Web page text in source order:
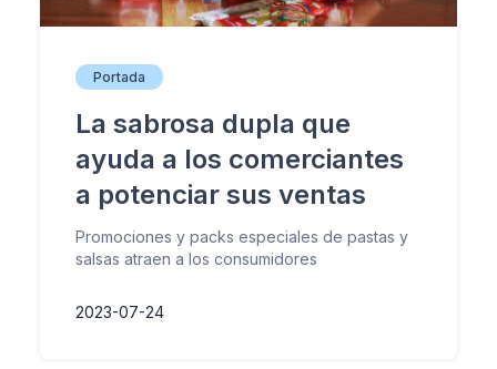
Portada
La sabrosa dupla que
ayuda a los comerciantes
a potenciar sus ventas
Promociones y packs especiales de pastas y
salsas atraen a los consumidores
2023-07-24